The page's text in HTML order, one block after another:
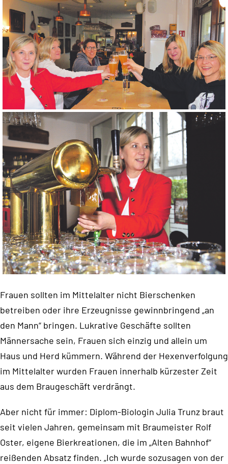
Na dann sich das Pros Wit t: (v.l.n.r) Bürgermeisterin Susanne Stupp Vera
Borchar .ch gemeinsam mit Wirtschaftsförderin lungsbeauf d, Bier-
Expertin Julia Trunz, der GleichstelBürgermeis tragten Nina Hermann und
der Leiterin des terbüros, Mareike Mischke an.
Das erste „Wit.ch“ vom Fass: Zum Weltfrauentag zapfte Susanne Stupp,
Bürgermeisterin der Stadt Frechen, das erste Glas der neuen
Bierkreation.
Frauen sollten im Mittelalter nicht Bierschenken
betreiben oder ihre Erzeugnisse gewinnbringend „an
den Mann“ bringen. Lukrative Geschäfte sollten
Männersache sein, Frauen sich einzig und allein um
Haus und Herd kümmern. Während der Hexenverfolgung
im Mittelalter wurden Frauen innerhalb kürzester Zeit
aus dem Braugeschäft verdrängt.
Aber nicht für immer: Diplom-Biologin Julia Trunz braut
seit vielen Jahren, gemeinsam mit Braumeister Rolf
Oster, eigene Bierkreationen, die im „Alten Bahnhof“
reißenden Absatz finden. „Ich wurde sozusagen von der